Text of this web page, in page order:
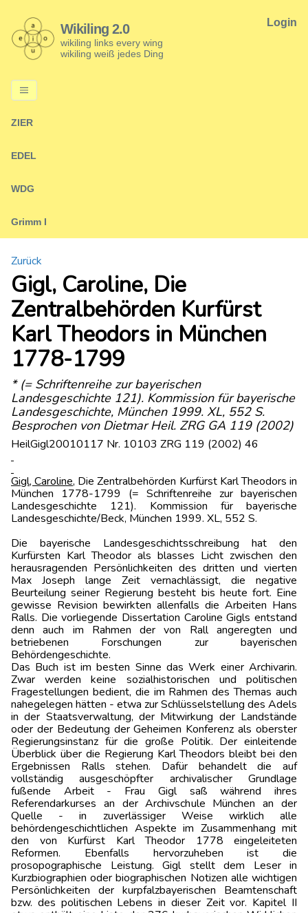
Wikiling 2.0
wikiling links every wing
wikiling weiß jedes Ding
Login
ZIER
EDEL
WDG
Grimm I
Zurück
Gigl, Caroline, Die
Zentralbehörden Kurfürst
Karl Theodors in München
1778-1799
* (= Schriftenreihe zur bayerischen
Landesgeschichte 121). Kommission für bayerische
Landesgeschichte, München 1999. XL, 552 S.
Besprochen von Dietmar Heil. ZRG GA 119 (2002)
HeilGigl20010117 Nr. 10103 ZRG 119 (2002) 46
Gigl, Caroline, Die Zentralbehörden Kurfürst Karl Theodors in
München 1778-1799 (= Schriftenreihe zur bayerischen
Landesgeschichte 121). Kommission für bayerische
Landesgeschichte/Beck, München 1999. XL, 552 S.
Die bayerische Landesgeschichtsschreibung hat den
Kurfürsten Karl Theodor als blasses Licht zwischen den
herausragenden Persönlichkeiten des dritten und vierten
Max Joseph lange Zeit vernachlässigt, die negative
Beurteilung seiner Regierung besteht bis heute fort. Eine
gewisse Revision bewirkten allenfalls die Arbeiten Hans
Ralls. Die vorliegende Dissertation Caroline Gigls entstand
denn auch im Rahmen der von Rall angeregten und
betriebenen Forschungen zur bayerischen
Behördengeschichte.
Das Buch ist im besten Sinne das Werk einer Archivarin.
Zwar werden keine sozialhistorischen und politischen
Fragestellungen bedient, die im Rahmen des Themas auch
nahegelegen hätten - etwa zur Schlüsselstellung des Adels
in der Staatsverwaltung, der Mitwirkung der Landstände
oder der Bedeutung der Geheimen Konferenz als oberster
Regierungsinstanz für die große Politik. Der einleitende
Überblick über die Regierung Karl Theodors bleibt bei den
Ergebnissen Ralls stehen. Dafür behandelt die auf
vollständig ausgeschöpfter archivalischer Grundlage
fußende Arbeit - Frau Gigl saß während ihres
Referendarkurses an der Archivschule München an der
Quelle - in zuverlässiger Weise wirklich alle
behördengeschichtlichen Aspekte im Zusammenhang mit
den von Kurfürst Karl Theodor 1778 eingeleiteten
Reformen. Ebenfalls hervorzuheben ist die
prosopographische Leistung. Gigl stellt dem Leser in
Kurzbiographien oder biographischen Notizen alle wichtigen
Persönlichkeiten der kurpfalzbayerischen Beamtenschaft
bzw. des politischen Lebens in dieser Zeit vor. Kapitel II